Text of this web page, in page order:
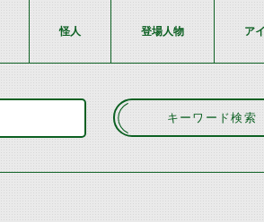
怪人 登場人物 ア
キーワード検索